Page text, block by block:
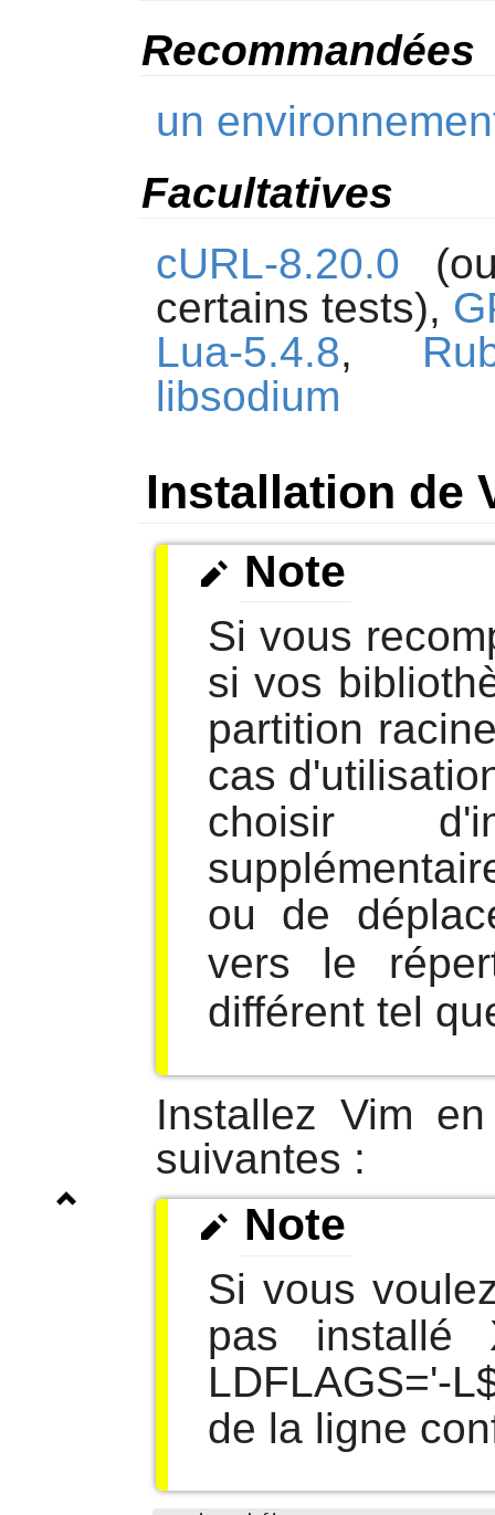
Recommandées
un
Facultatives
cURL-8.20.0
certains tests),
Lua-5.4.8,
libsodium
Installation de
Note
Si vous
si vos
partition
cas
choisir
ou de
vers le
différent tel
InstallezVim
suivantes :
Note
Si vous
pas installé
LDFLAGS='-
de la ligne